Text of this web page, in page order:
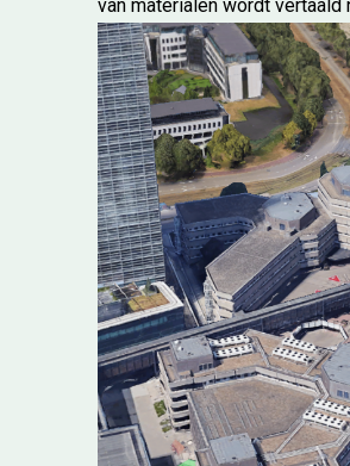
van materialen wordt vertaald